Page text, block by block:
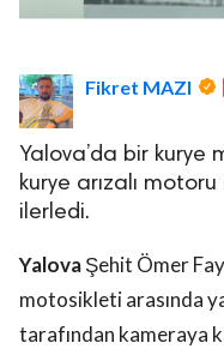
Fikret MAZI
Yalova’da bir kurye
kurye arızalı
ilerledi.
YalovaŞehit Ömer
motosikleti arasında
tarafından kameraya